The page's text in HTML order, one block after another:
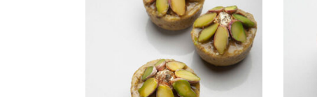
AJOUTER AU PANIER